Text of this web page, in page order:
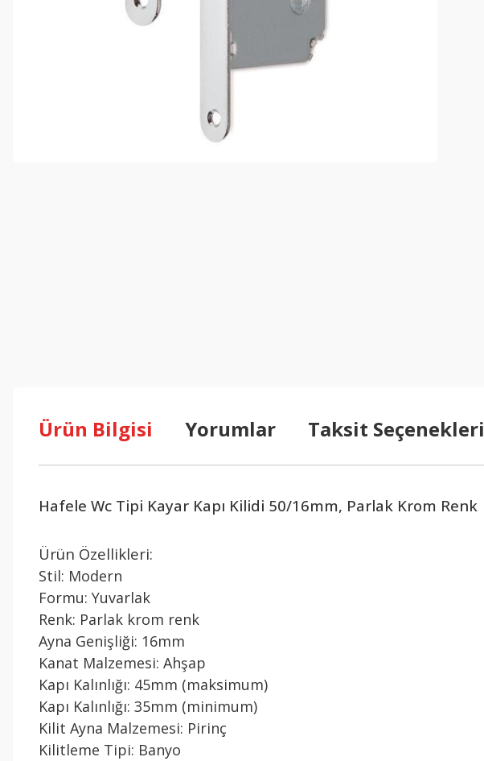
Ürün Bilgisi Yorumlar Taksit Seçenekleri
Hafele Wc Tipi Kayar Kapı Kilidi 50/16mm, Parlak Krom Renk
Ürün Özellikleri:
Stil: Modern
Formu: Yuvarlak
Renk: Parlak krom renk
Ayna Genişliği: 16mm
Kanat Malzemesi: Ahşap
Kapı Kalınlığı: 45mm (maksimum)
Kapı Kalınlığı: 35mm (minimum)
Kilit Ayna Malzemesi: Pirinç
Kilitleme Tipi: Banyo